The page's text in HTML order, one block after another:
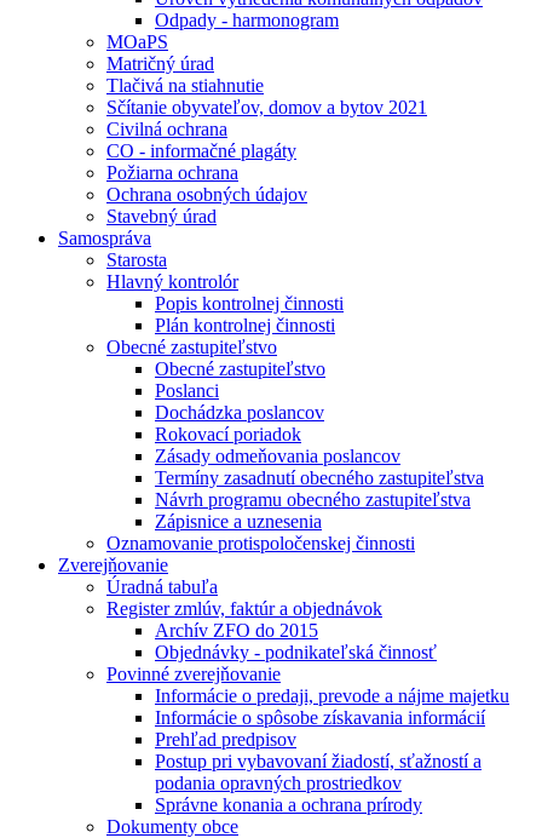
Odpady - harmonogram
MOaPS
Matričný úrad
Tlačivá na stiahnutie
Sčítanie obyvateľov, domov a bytov 2021
Civilná ochrana
CO - informačné plagáty
Požiarna ochrana
Ochrana osobných údajov
Stavebný úrad
Samospráva
Starosta
Hlavný kontrolór
Popis kontrolnej činnosti
Plán kontrolnej činnosti
Obecné zastupiteľstvo
Obecné zastupiteľstvo
Poslanci
Dochádzka poslancov
Rokovací poriadok
Zásady odmeňovania poslancov
Termíny zasadnutí obecného zastupiteľstva
Návrh programu obecného zastupiteľstva
Zápisnice a uznesenia
Oznamovanie protispoločenskej činnosti
Zverejňovanie
Úradná tabuľa
Register zmlúv, faktúr a objednávok
Archív ZFO do 2015
Objednávky - podnikateľská činnosť
Povinné zverejňovanie
Informácie o predaji, prevode a nájme majetku
Informácie o spôsobe získavania informácií
Prehľad predpisov
Postup pri vybavovaní žiadostí, sťažností a
podania opravných prostriedkov
Správne konania a ochrana prírody
Dokumenty obce